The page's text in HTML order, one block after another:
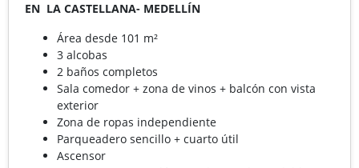
EN LA CASTELLANA- MEDELLÍN
Área desde 101 m²
3 alcobas
2 baños completos
Sala comedor + zona de vinos + balcón con vista
exterior
Zona de ropas independiente
Parqueadero sencillo + cuarto útil
Ascensor